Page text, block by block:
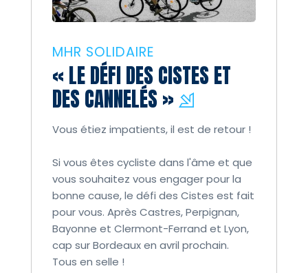
MHR SOLIDAIRE
« LE DÉFI DES CISTES ET
DES CANNELÉS »
Vous étiez impatients, il est de retour !
Si vous êtes cycliste dans l'âme et que
vous souhaitez vous engager pour la
bonne cause, le défi des Cistes est fait
pour vous. Après Castres, Perpignan,
Bayonne et Clermont-Ferrand et Lyon,
cap sur Bordeaux en avril prochain.
Tous en selle !